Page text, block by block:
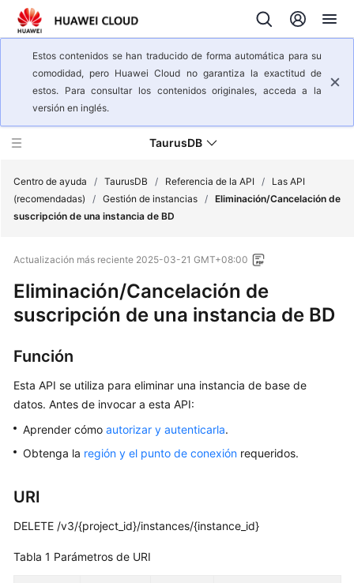
Estos contenidos se han traducido de forma automática para su
comodidad, pero Huawei Cloud no garantiza la exactitud de
estos. Para consultar los contenidos originales, acceda a la
versión en inglés.
TaurusDB
del
servicio
Pasos
del
usuario
de
API
Antes
de
Centro de ayuda / TaurusDB / Referencia de la API /
Las API
(recomendadas)
/ Gestión de instancias / Eliminación/Cancelación de
suscripción de una instancia de BD
Actualización más reciente 2025-03-21 GMT+08:00
Eliminación/Cancelación de
suscripción de una instancia de BD
Función
Esta API se utiliza para eliminar una instancia de base de
datos. Antes de invocar a esta API:
Aprender cómo autorizar y autenticarla.
Obtenga la región y el punto de conexión requeridos.
URI
DELETE /v3/{project_id}/instances/{instance_id}
Tabla 1 Parámetros de URI